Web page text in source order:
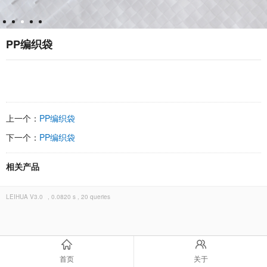
PP编织袋
上一个： PP编织袋
下一个： PP编织袋
相关产品
LEIHUA V3.0 , 0.0820 s , 20 queries
首页 关于